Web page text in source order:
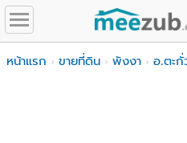
หน้าแรก ขายที่ดิน พังงา อ.ตะกั่